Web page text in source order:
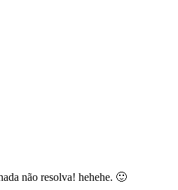
não resolva! hehehe. 🙂